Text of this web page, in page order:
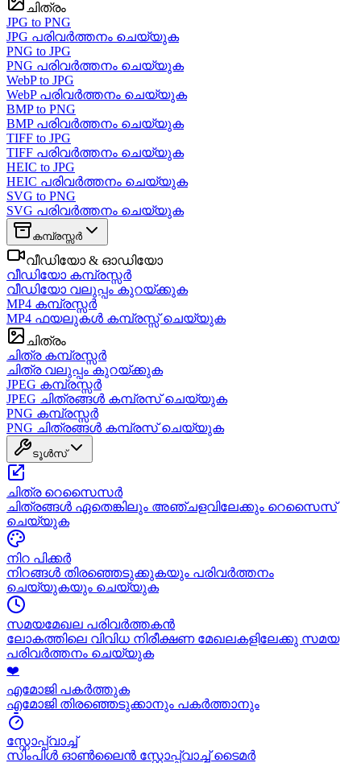
ചിത്രം
JPG to PNG
JPG പരിവർത്തനം ചെയ്യുക
PNG to JPG
PNG പരിവർത്തനം ചെയ്യുക
WebP to JPG
WebP പരിവർത്തനം ചെയ്യുക
BMP to PNG
BMP പരിവർത്തനം ചെയ്യുക
TIFF to JPG
TIFF പരിവർത്തനം ചെയ്യുക
HEIC to JPG
HEIC പരിവർത്തനം ചെയ്യുക
SVG to PNG
SVG പരിവർത്തനം ചെയ്യുക
കമ്പ്രസ്സർ
വീഡിയോ & ഓഡിയോ
വീഡിയോ കമ്പ്രസ്സർ
വീഡിയോ വലുപ്പം കുറയ്ക്കുക
MP4 കമ്പ്രസ്സർ
MP4 ഫയലുകൾ കമ്പ്രസ്സ് ചെയ്യുക
ചിത്രം
ചിത്ര കമ്പ്രസ്സർ
ചിത്ര വലുപ്പം കുറയ്ക്കുക
JPEG കമ്പ്രസ്സർ
JPEG ചിത്രങ്ങൾ കമ്പ്രസ് ചെയ്യുക
PNG കമ്പ്രസ്സർ
PNG ചിത്രങ്ങൾ കമ്പ്രസ് ചെയ്യുക
ടൂൾസ്
ചിത്ര റെസൈസർ
ചിത്രങ്ങൾ ഏതെങ്കിലും അഞ്ചളവിലേക്കും റെസൈസ്
ചെയ്യുക
നിറ പിക്കർ
നിറങ്ങൾ തിരഞ്ഞെടുക്കുകയും പരിവർത്തനം
ചെയ്യുകയും ചെയ്യുക
സമയമേഖല പരിവർത്തകൻ
ലോകത്തിലെ വിവിധ നിരീക്ഷണ മേഖലകളിലേക്കു സമയ
പരിവർത്തനം ചെയ്യുക
❤️
എമോജി പകർത്തുക
എമോജി തിരഞ്ഞെടുക്കാനും പകർത്താനും
സ്റ്റോപ്പ്വാച്ച്
സിംപിൾ ഓൺലൈൻ സ്റ്റോപ്പ്വാച്ച് ടൈമർ